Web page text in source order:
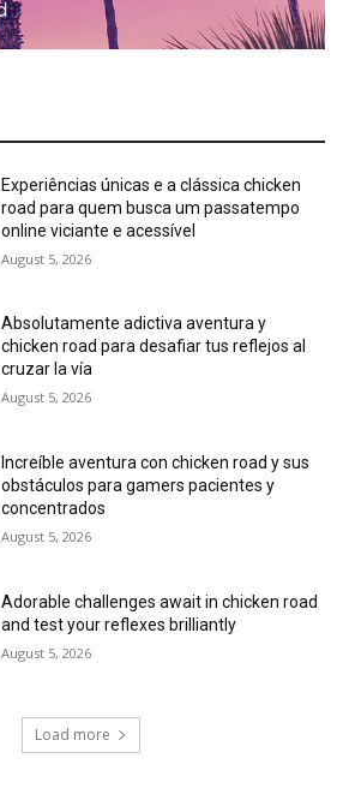
Experiências únicas e a clássica chicken
road para quem busca um passatempo
online viciante e acessível
August 5, 2026
Absolutamente adictiva aventura y
chicken road para desafiar tus reflejos al
cruzar la vía
August 5, 2026
Increíble aventura con chicken road y sus
obstáculos para gamers pacientes y
concentrados
August 5, 2026
Adorable challenges await in chicken road
and test your reflexes brilliantly
August 5, 2026
Load more